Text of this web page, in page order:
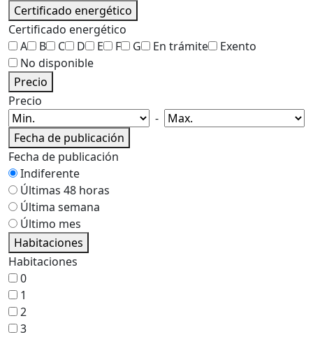
Certificado energético
Certificado energético
A
B C D E F G En trámite
Exento
No disponible
Precio
Precio
-
Fecha de publicación
Fecha de publicación
Indiferente
Últimas 48 horas
Última semana
Último mes
Habitaciones
Habitaciones
0
1
2
3